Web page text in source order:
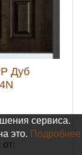
Дуб
от:
сервиса.
это. Подробнее